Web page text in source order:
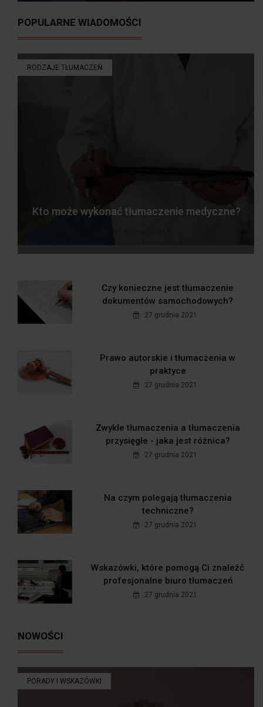
POPULARNE WIADOMOŚCI
RODZAJE TŁUMACZEŃ
Kto może wykonać tłumaczenie medyczne?
Czy konieczne jest tłumaczenie
dokumentów samochodowych?
27 grudnia 2021
Prawo autorskie i tłumaczenia w
praktyce
27 grudnia 2021
Zwykłe tłumaczenia a tłumaczenia
przysięgłe - jaka jest różnica?
27 grudnia 2021
Na czym polegają tłumaczenia
techniczne?
27 grudnia 2021
Wskazówki, które pomogą Ci znaleźć
profesjonalne biuro tłumaczeń
27 grudnia 2021
NOWOŚCI
PORADY I WSKAZÓWKI